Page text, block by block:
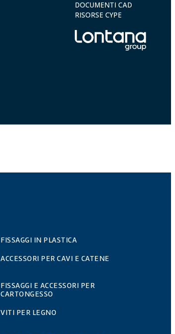
DOCUMENTI CAD
RISORSE CYPE
FISSAGGI IN PLASTICA
ACCESSORI PER CAVI E CATENE
FISSAGGI E ACCESSORI PER
CARTONGESSO
VITI PER LEGNO